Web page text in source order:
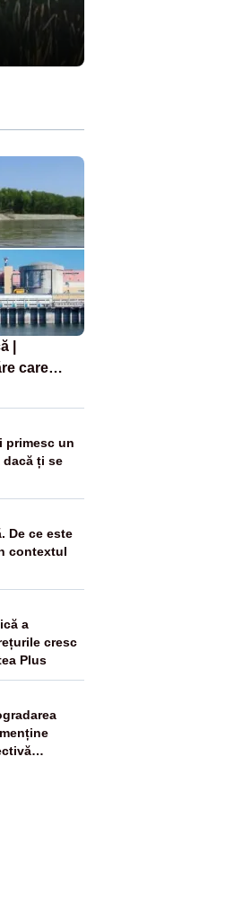
|
care
era
Ceaușescu
primesc un
dacă ți se
De ce este
contextul
a
cresc
Plus